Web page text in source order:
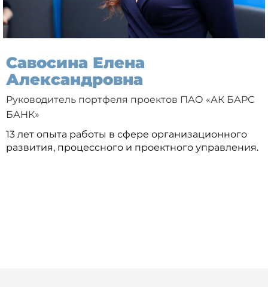
Савосина Елена
Александровна
Руководитель портфеля проектов ПАО «АК БАРС
БАНК»
13 лет опыта работы в сфере организационного
развития, процессного и проектного управления.